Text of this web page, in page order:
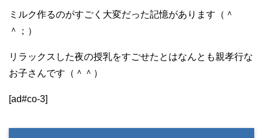
ミルク作るのがすごく大変だった記憶があります（＾
＾；）
リラックスした夜の授乳をすごせたとはなんとも親孝行な
お子さんです（＾＾）
[ad#co-3]